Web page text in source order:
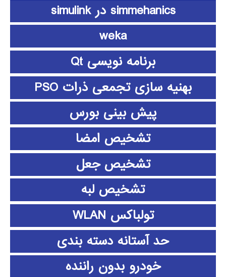
simmehanics در simulink
weka
برنامه نویسی Qt
بهنیه سازی تجمعی ذرات PSO
پیش بینی بورس
تشخیص امضا
تشخیص جعل
تشخیص لبه
تولباکس WLAN
حد آستانه دسته بندی
خودرو بدون راننده